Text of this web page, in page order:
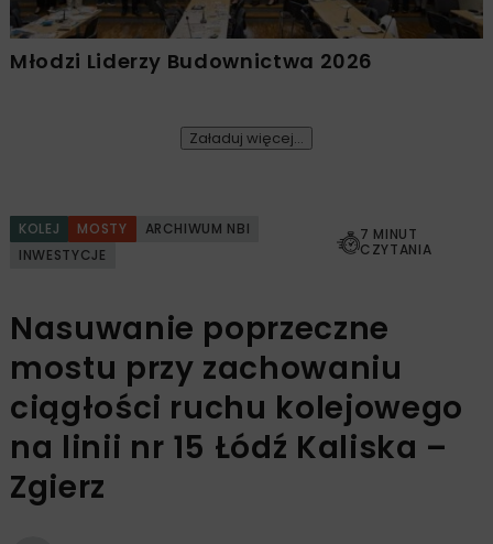
Młodzi Liderzy Budownictwa 2026
Załaduj więcej...
KOLEJ MOSTY
ARCHIWUM NBI
INWESTYCJE
7 MINUT
CZYTANIA
Nasuwanie poprzeczne
mostu przy zachowaniu
ciągłości ruchu kolejowego
na linii nr 15 Łódź Kaliska –
Zgierz